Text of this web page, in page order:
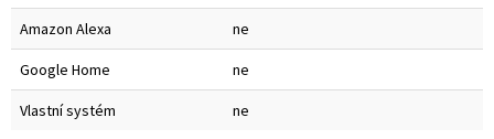
Amazon Alexa ne
Google Home ne
Vlastní systém ne